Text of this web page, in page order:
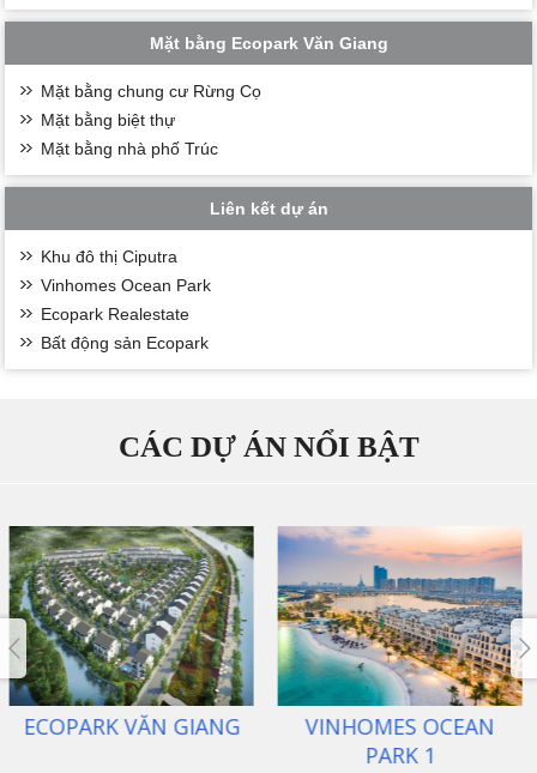
Mặt bằng Ecopark Văn Giang
Mặt bằng chung cư Rừng Cọ
Mặt bằng biệt thự
Mặt bằng nhà phố Trúc
Liên kết dự án
Khu đô thị Ciputra
Vinhomes Ocean Park
Ecopark Realestate
Bất động sản Ecopark
CÁC DỰ ÁN NỔI BẬT
ECOPARK VĂN GIANG
VINHOMES OCEAN
PARK 1